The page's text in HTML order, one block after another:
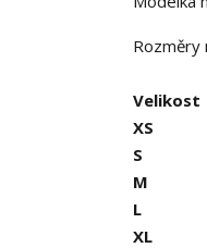
Rozměry
Velikost
XS
S
M
L
XL